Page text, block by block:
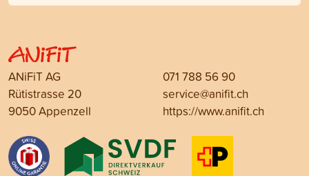
ANiFiT AG
Rütistrasse 20
9050 Appenzell
071 788 56 90
service@anifit.ch
https://www.anifit.ch